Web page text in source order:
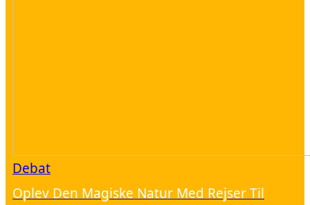
Debat
Oplev Den Magiske Natur Med Rejser Til